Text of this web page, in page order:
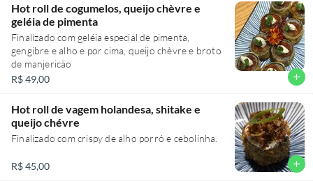
Hot roll de cogumelos, queijo chèvre e
geléia de pimenta
Finalizado com geléia especial de pimenta,
gengibre e alho e por cima, queijo chèvre e broto
de manjericão
R$ 49,00
add
Hot roll de vagem holandesa, shitake e
queijo chévre
Finalizado com crispy de alho porró e cebolinha.
R$ 45,00 add